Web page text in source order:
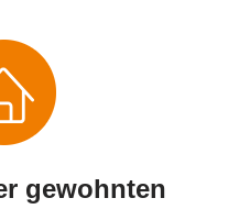
gewohnten